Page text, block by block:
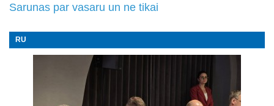
Sarunas par vasaru un ne tikai
RU